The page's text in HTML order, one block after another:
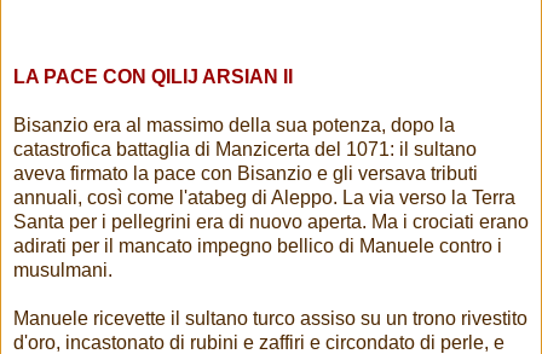
LA PACE CON QILIJ ARSIAN II
Bisanzio era al massimo della sua potenza, dopo la
catastrofica battaglia di Manzicerta del 1071: il sultano
aveva firmato la pace con Bisanzio e gli versava tributi
annuali, così come l'atabeg di Aleppo. La via verso la Terra
Santa per i pellegrini era di nuovo aperta. Ma i crociati erano
adirati per il mancato impegno bellico di Manuele contro i
musulmani.
Manuele ricevette il sultano turco assiso su un trono rivestito
d'oro, incastonato di rubini e zaffiri e circondato di perle, e